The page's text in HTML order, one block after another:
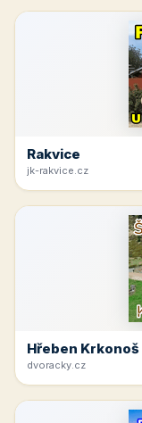
Rakvice
jk-rakvice.cz
Hřeben Krkonoš
dvoracky.cz